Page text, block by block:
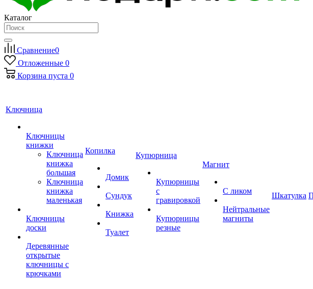
Каталог
Сравнение0
Отложенные 0
Корзина пуста 0
Ключница
Ключницы
книжки
Ключница
книжка
большая
Ключница
книжка
маленькая
Ключницы
доски
Деревянные
открытые
ключницы с
крючками
Копилка
Домик
Сундук
Книжка
Туалет
Купюрница
Купюрницы
с
гравировкой
Купюрницы
резные
Магнит
С ликом
Нейтральные
магниты
Шкатулка